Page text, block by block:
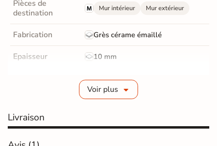
Pièces de
destination
Mur intérieur Mur extérieur
Fabrication Grès cérame émaillé
Epaisseur 10 mm
Non-rectifié
Mate
Surface
Résistant au Gel
Voir plus
Livraison